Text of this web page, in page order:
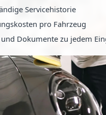
Servicehistorie
pro Fahrzeug
und Dokumente zu jedem